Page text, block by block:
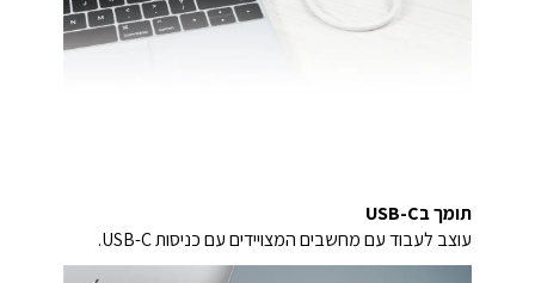
תומך בUSB-C
עוצב לעבוד עם מחשבים המצויידים עם כניסות USB-C.